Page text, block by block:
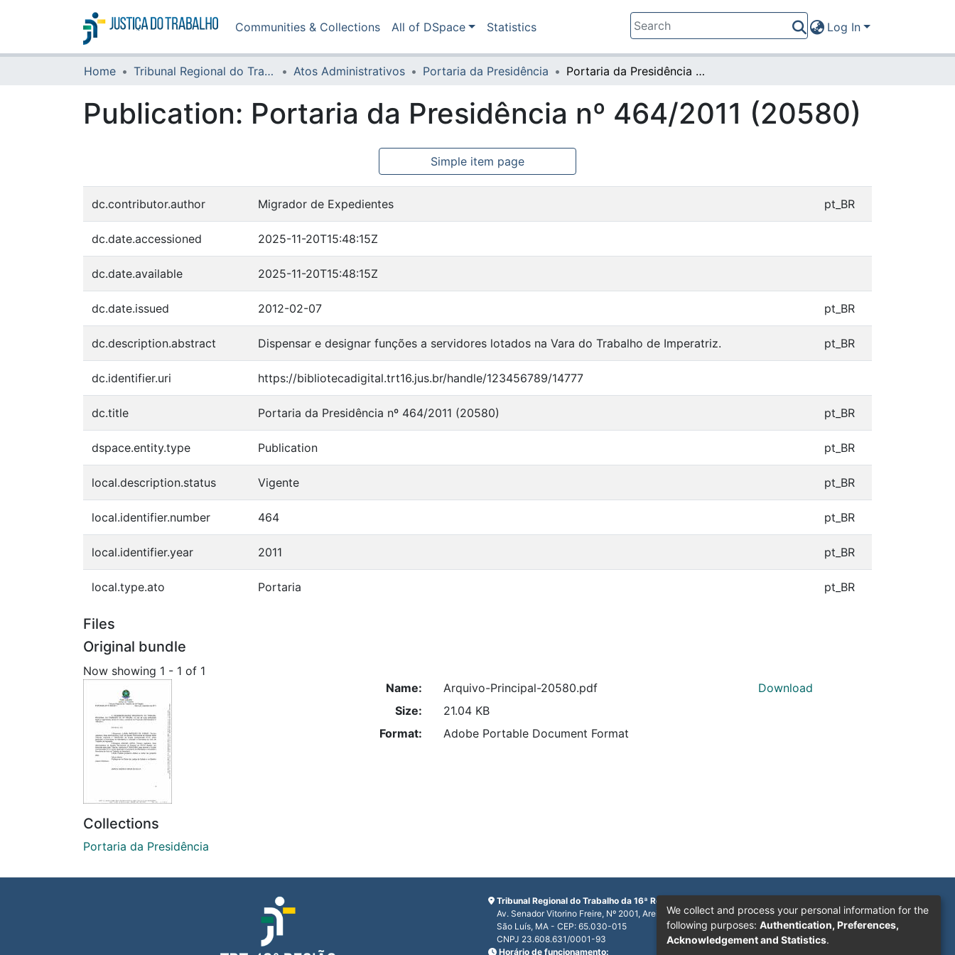
Communities & Collections All of DSpace Statistics Log In
Home Tribunal Regional do Trabalho da 16ª Região Atos Administrativos Portaria da Presidência Portaria da Presidência nº 464/2011 (20580)
Publication: Portaria da Presidência nº 464/2011 (20580)
Simple item page
dc.contributor.author Migrador de Expedientes pt_BR
dc.date.accessioned 2025-11-20T15:48:15Z
dc.date.available 2025-11-20T15:48:15Z
dc.date.issued 2012-02-07 pt_BR
dc.description.abstract Dispensar e designar funções a servidores lotados na Vara do Trabalho de Imperatriz. pt_BR
dc.identifier.uri https://bibliotecadigital.trt16.jus.br/handle/123456789/14777
dc.title Portaria da Presidência nº 464/2011 (20580) pt_BR
dspace.entity.type Publication pt_BR
local.description.status Vigente pt_BR
local.identifier.number 464 pt_BR
local.identifier.year 2011 pt_BR
local.type.ato Portaria pt_BR
Files
Original bundle
Now showing 1 - 1 of 1
Name:
Arquivo-Principal-20580.pdf
Size:
21.04 KB
Format:
Adobe Portable Document Format
Download
Collections
Portaria da Presidência
Tribunal Regional do Trabalho da 16ª Região
Av. Senador Vitorino Freire, Nº 2001, Areinha
São Luís, MA - CEP: 65.030-015
CNPJ 23.608.631/0001-93
Horário de funcionamento:
We collect and process your personal information for the
following purposes: Authentication, Preferences,
Acknowledgement and Statistics.